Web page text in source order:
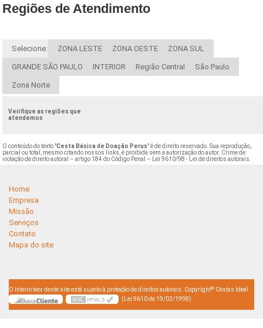
Regiões de Atendimento
Selecione: ZONA LESTE ZONA OESTE ZONA SUL
GRANDE SÃO PAULO INTERIOR Região Central São Paulo
Zona Norte
Verifique as regiões que
atendemos
O conteúdo do texto "Cesta Básica de Doação Perus" é de direito reservado. Sua reprodução,
parcial ou total, mesmo citando nossos links, é proibida sem a autorização do autor. Crime de
violação de direito autoral – artigo 184 do Código Penal –
Lei 9610/98 - Lei de direitos autorais
Home
Empresa
Missão
Serviços
Contato
Mapa do site
O inteiro teor deste site está sujeito à proteção de direitos autorais. Copyright© Cestas Ideal
(Lei 9610 de 19/02/1998)